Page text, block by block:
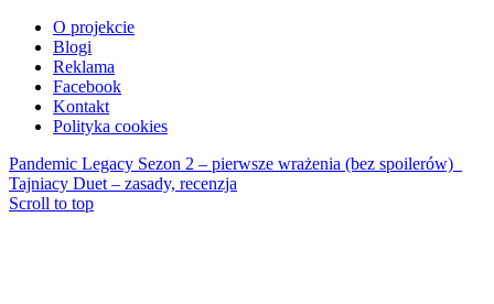
O projekcie
Blogi
Reklama
Facebook
Kontakt
Polityka cookies
Pandemic Legacy Sezon 2 – pierwsze wrażenia (bez spoilerów)
Tajniacy Duet – zasady, recenzja
Scroll to top